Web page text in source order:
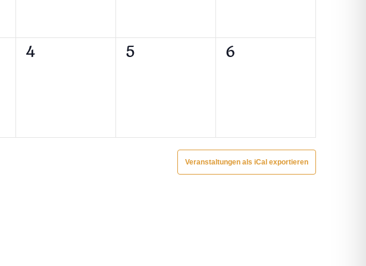
0
4
0
5
0
6
Veranstaltungen als iCal exportieren